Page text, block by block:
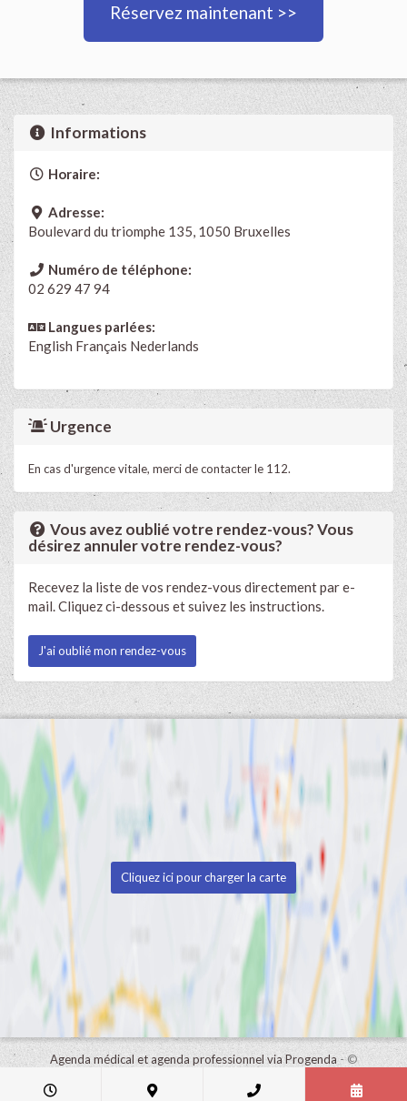
Réservez maintenant >>
Informations
Horaire:
Adresse:
Boulevard du triomphe 135, 1050 Bruxelles
Numéro de téléphone:
02 629 47 94
Langues parlées:
English Français Nederlands
Urgence
En cas d'urgence vitale, merci de contacter le 112.
Vous avez oublié votre rendez-vous? Vous
désirez annuler votre rendez-vous?
Recevez la liste de vos rendez-vous directement par e-
mail. Cliquez ci-dessous et suivez les instructions.
J'ai oublié mon rendez-vous
Cliquez ici pour charger la carte
Agenda médical et agenda professionnel via Progenda - ©